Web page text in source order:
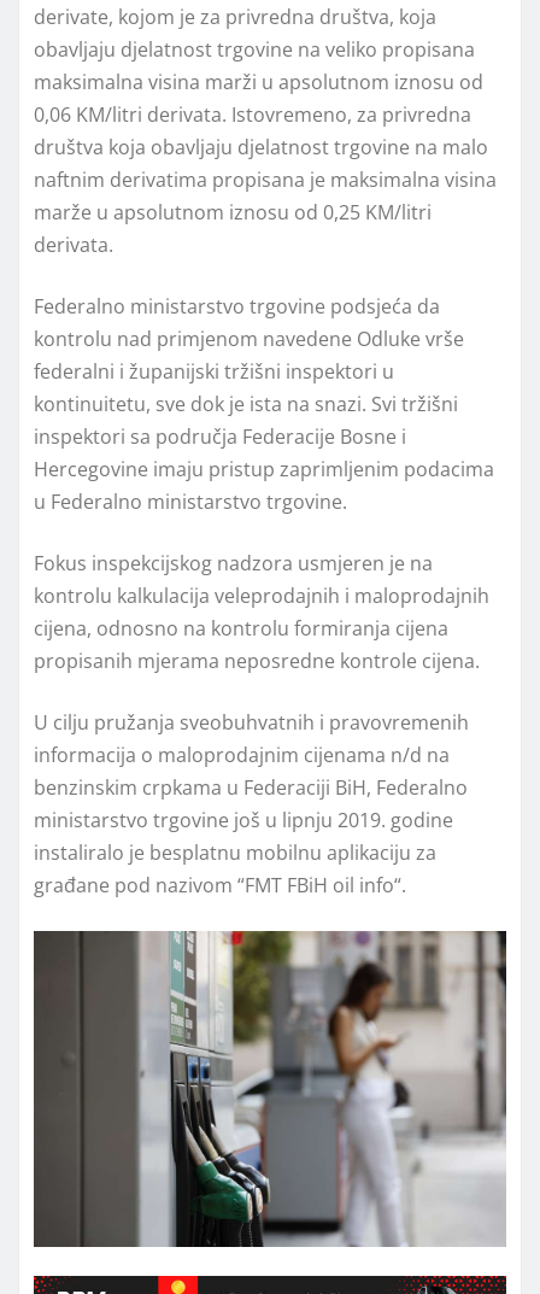
derivate, kojom je za privredna društva, koja
obavljaju djelatnost trgovine na veliko propisana
maksimalna visina marži u apsolutnom iznosu od
0,06 KM/litri derivata. Istovremeno, za privredna
društva koja obavljaju djelatnost trgovine na malo
naftnim derivatima propisana je maksimalna visina
marže u apsolutnom iznosu od 0,25 KM/litri
derivata.
Federalno ministarstvo trgovine podsjeća da
kontrolu nad primjenom navedene Odluke vrše
federalni i županijski tržišni inspektori u
kontinuitetu, sve dok je ista na snazi. Svi tržišni
inspektori sa područja Federacije Bosne i
Hercegovine imaju pristup zaprimljenim podacima
u Federalno ministarstvo trgovine.
Fokus inspekcijskog nadzora usmjeren je na
kontrolu kalkulacija veleprodajnih i maloprodajnih
cijena, odnosno na kontrolu formiranja cijena
propisanih mjerama neposredne kontrole cijena.
U cilju pružanja sveobuhvatnih i pravovremenih
informacija o maloprodajnim cijenama n/d na
benzinskim crpkama u Federaciji BiH, Federalno
ministarstvo trgovine još u lipnju 2019. godine
instaliralo je besplatnu mobilnu aplikaciju za
građane pod nazivom “FMT FBiH oil info“.